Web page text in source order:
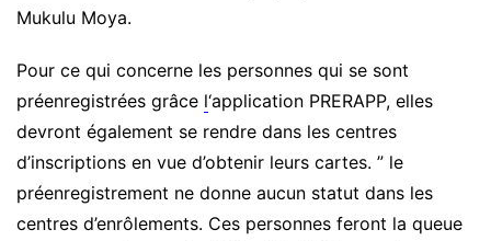
Mukulu Moya.
Pour ce qui concerne les personnes qui se sont
préenregistrées grâce l‘application PRERAPP, elles
devront également se rendre dans les centres
d’inscriptions en vue d’obtenir leurs cartes. ” le
préenregistrement ne donne aucun statut dans les
centres d’enrôlements. Ces personnes feront la queue